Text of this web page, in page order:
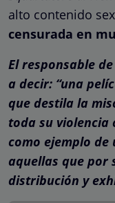
alto contenido
censurada en
El responsable
a decir: “una
que destila la
toda su violencia
como ejemplo de
aquellas que por
distribución y